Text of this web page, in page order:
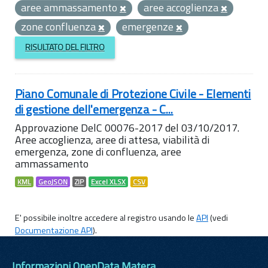
aree ammassamento
aree accoglienza
zone confluenza
emergenze
RISULTATO DEL FILTRO
Piano Comunale di Protezione Civile - Elementi
di gestione dell'emergenza - C...
Approvazione DelC 00076-2017 del 03/10/2017.
Aree accoglienza, aree di attesa, viabilità di
emergenza, zone di confluenza, aree
ammassamento
KML GeoJSON ZIP Excel XLSX CSV
E' possibile inoltre accedere al registro usando leAPI(vedi
Documentazione API).